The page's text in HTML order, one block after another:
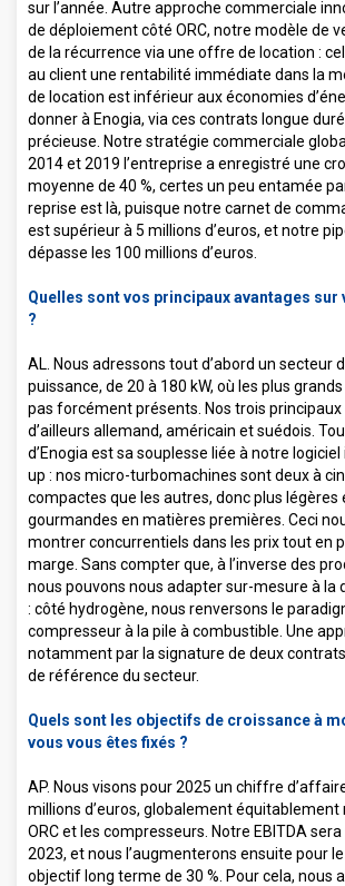
sur l’année. Autre approche commerciale
de déploiement côté ORC, notre modèle de
de la récurrence via une offre de location :
au client une rentabilité immédiate dans la
de location est inférieur aux économies
donner à Enogia, via ces contrats longue
précieuse. Notre stratégie commerciale
2014 et 2019 l’entreprise a enregistré une
moyenne de 40 %, certes un peu entamée
reprise est là, puisque notre carnet de
est supérieur à 5 millions d’euros, et notre
dépasse les 100 millions d’euros.
Quelles sont vos principaux avantages
?
AL. Nous adressons tout d’abord un secteur
puissance, de 20 à 180 kW, où les plus
pas forcément présents. Nos trois
d’ailleurs allemand, américain et suédois.
d’Enogia est sa souplesse liée à notre
up : nos micro-turbomachines sont deux à
compactes que les autres, donc plus légères
gourmandes en matières premières. Ceci
montrer concurrentiels dans les prix tout en
marge. Sans compter que, à l’inverse des
nous pouvons nous adapter sur-mesure à la
: côté hydrogène, nous renversons le
compresseur à la pile à combustible. Une
notamment par la signature de deux
de référence du secteur.
Quels sont les objectifs de croissance à
vous vous êtes fixés ?
AP. Nous visons pour 2025 un chiffre
millions d’euros, globalement équitablement
ORC et les compresseurs. Notre EBITDA
2023, et nous l’augmenterons ensuite pour
objectif long terme de 30 %. Pour cela, nous